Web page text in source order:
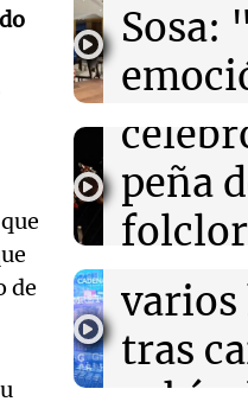
de
01:49
El Pentágono
industria de
01:31 Ciencia
Reducir
disminuye
salud, según
Una
Rosario
Episodios
Sosa:
filtro
Una
Rosario
Audio.
peña
Tarde y
Episodios
Audio.
varios
tras
Audio.